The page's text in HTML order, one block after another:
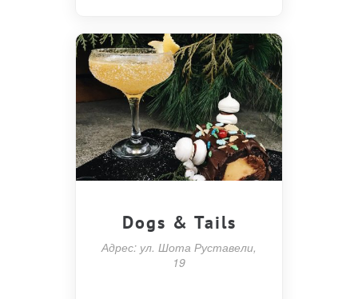
Dogs & Tails
Адрес: ул. Шота Руставели,
19